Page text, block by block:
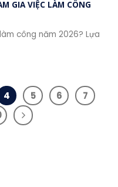
GIA VIỆC LÀM CÔNG
công năm 2026? Lựa
4 5 6
7